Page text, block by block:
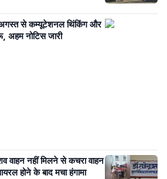
से कम्यूटेशनल थिंकिंग और
अहम नोटिस जारी
वाहन नहीं मिलने से कचरा वाहन
होने के बाद मचा हंगामा